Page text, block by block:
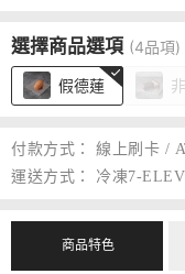
選擇商品選項 (4品項)
假德蓮
付款方式：
線上刷卡 /
運送方式：
冷凍7-
商品特色